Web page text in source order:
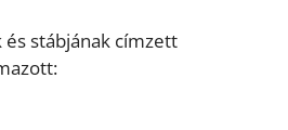
és stábjának címzett